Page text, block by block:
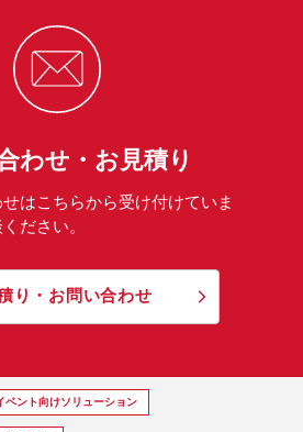
わせ・お見積り
はこちらから受け付けていま
ださい。
り・お問い合わせ
ベント向けソリューション